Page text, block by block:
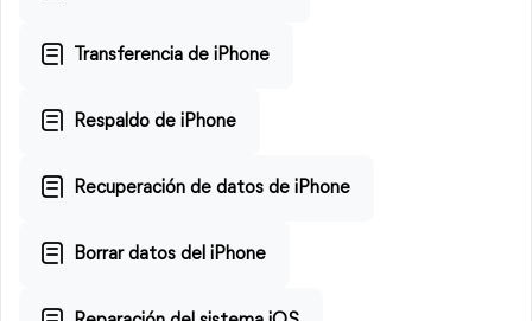
Transferencia de iPhone
Respaldo de iPhone
Recuperación de datos de iPhone
Borrar datos del iPhone